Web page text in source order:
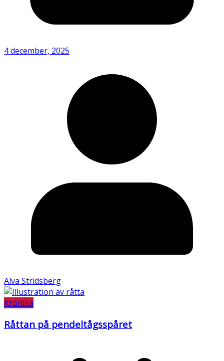
4 december, 2025
Alva Stridsberg
Krönika
Råttan på pendeltågsspåret